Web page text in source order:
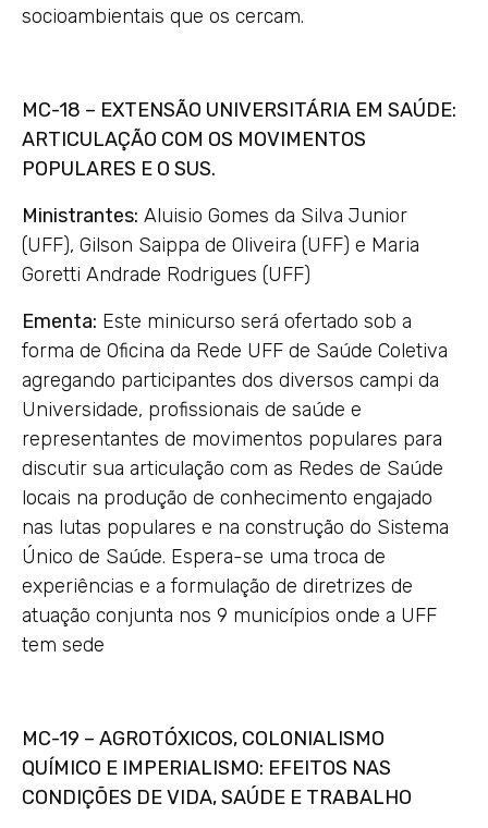
socioambientais que os cercam.
MC-18 – EXTENSÃO UNIVERSITÁRIA EM SAÚDE:
ARTICULAÇÃO COM OS MOVIMENTOS
POPULARES E O SUS.
Ministrantes: Aluisio Gomes da Silva Junior
(UFF), Gilson Saippa de Oliveira (UFF) e Maria
Goretti Andrade Rodrigues (UFF)
Ementa: Este minicurso será ofertado sob a
forma de Oficina da Rede UFF de Saúde Coletiva
agregando participantes dos diversos campi da
Universidade, profissionais de saúde e
representantes de movimentos populares para
discutir sua articulação com as Redes de Saúde
locais na produção de conhecimento engajado
nas lutas populares e na construção do Sistema
Único de Saúde. Espera-se uma troca de
experiências e a formulação de diretrizes de
atuação conjunta nos 9 municípios onde a UFF
tem sede
MC-19 – AGROTÓXICOS, COLONIALISMO
QUÍMICO E IMPERIALISMO: EFEITOS NAS
CONDIÇÕES DE VIDA, SAÚDE E TRABALHO